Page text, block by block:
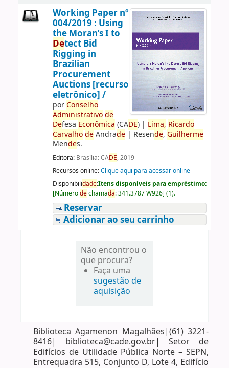
Working Paper nº
004/2019 : Using
the Moran’s I to
Detect Bid
Rigging in
Brazilian
Procurement
Auctions [recurso
eletrônico] /
porConselho
Administrativo de
Defesa Econômica (CADE)| Lima, Ricardo
Carvalho deAndrade| Resende, Guilherme
Mendes.
Editora: Brasília: CADE, 2019
Recursos online:Clique aqui para acessar online
Disponibilidade:Itens disponíveis para empréstimo:
[Númerodechamada:341.3787 W926] (1).
Reservar
Adicionar ao seu carrinho
Não encontrou o
que procura?
Faça uma
sugestão de
aquisição
Biblioteca Agamenon Magalhães|(61) 3221-
8416| biblioteca@cade.gov.br| Setor de
Edifícios de Utilidade Pública Norte – SEPN,
Entrequadra 515, Conjunto D, Lote 4, Edifício